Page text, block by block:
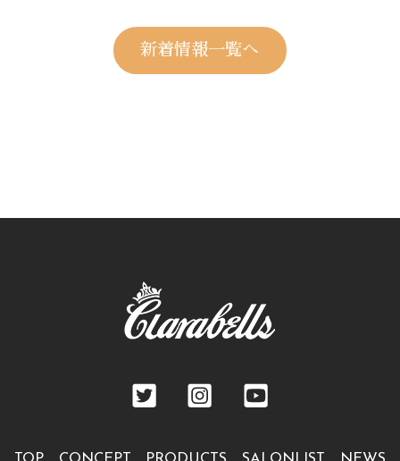
新着情報一覧へ